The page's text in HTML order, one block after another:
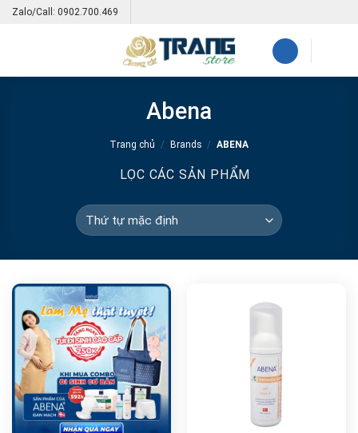
SkipZalo/Call: 0902.700.469
Abena
Trang chủ / Brands / ABENA
LỌC CÁC SẢN PHẨM